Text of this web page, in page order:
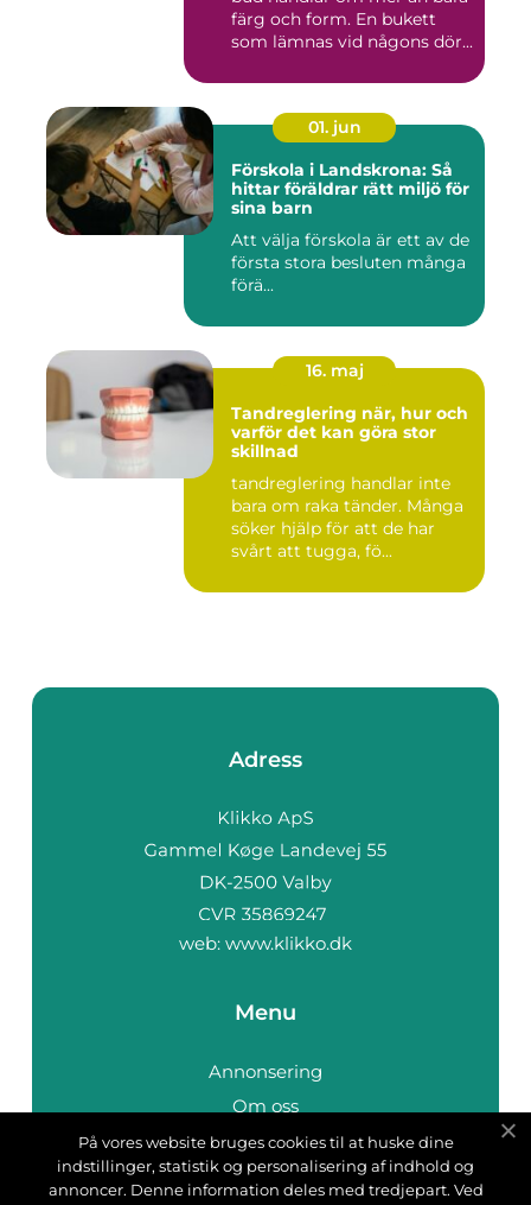
färg och form. En bukett
som lämnas vid någons dör...
01. jun
Förskola i Landskrona: Så
hittar föräldrar rätt miljö för
sina barn
Att välja förskola är ett av de
första stora besluten många
förä...
16. maj
Tandreglering när, hur och
varför det kan göra stor
skillnad
tandreglering handlar inte
bara om raka tänder. Många
söker hjälp för att de har
svårt att tugga, fö...
Adress
web: www.klikko.dk
Menu
Annonsering
Om oss
Cookies
Kontakta oss
På vores website bruges cookies til at huske dine
indstillinger, statistik og personalisering af indhold og
annoncer. Denne information deles med tredjepart. Ved